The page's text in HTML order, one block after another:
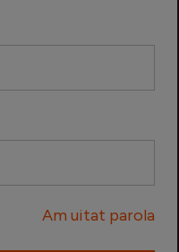
Am uitat parola